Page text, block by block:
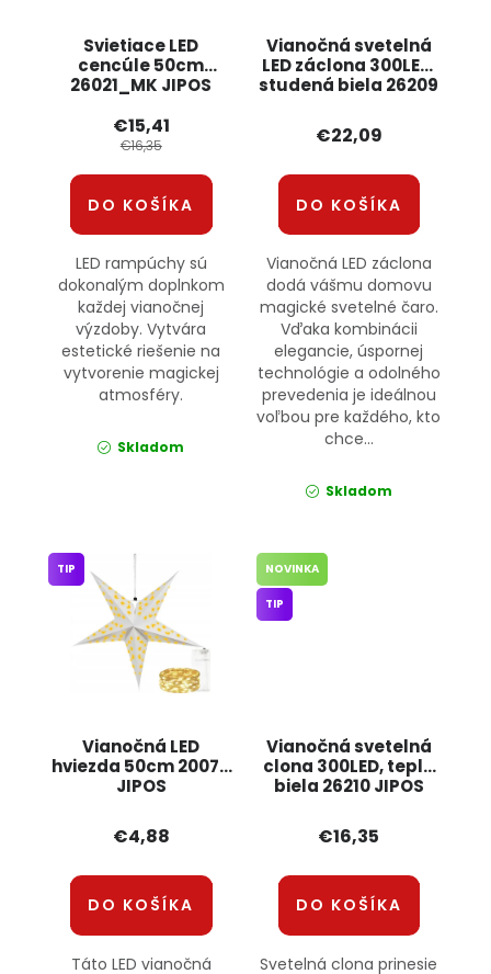
Svietiace LED
cencúle 50cm
26021_MK JIPOS
€15,41
€16,35
DO KOŠÍKA
LED rampúchy sú
dokonalým doplnkom
každej vianočnej
výzdoby. Vytvára
estetické riešenie na
vytvorenie magickej
atmosféry.
Skladom
Vianočná svetelná
LED záclona 300LED,
studená biela 26209
€22,09
DO KOŠÍKA
Vianočná LED záclona
dodá vášmu domovu
magické svetelné čaro.
Vďaka kombinácii
elegancie, úspornej
technológie a odolného
prevedenia je ideálnou
voľbou pre každého, kto
chce...
Skladom
Vianočná LED
hviezda 50cm 20076
JIPOS
TIP
€4,88
DO KOŠÍKA
Táto LED vianočná
Vianočná svetelná
clona 300LED, teplá
biela 26210 JIPOS
NOVINKA
TIP
€16,35
DO KOŠÍKA
Svetelná clona prinesie